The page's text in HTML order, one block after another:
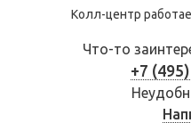
Колл-центр
Что-то
+7